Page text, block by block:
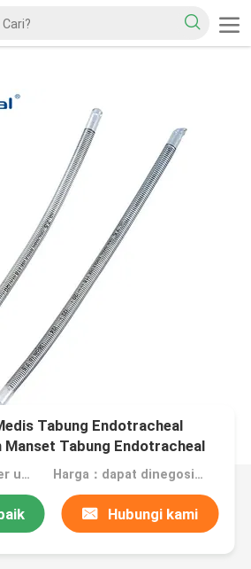
Tabung Endotracheal
Manset Tabung Endotracheal
MOQ：1000 PCS/Per ukuran Harga：dapat dinegosiasikan
Hubungi kami